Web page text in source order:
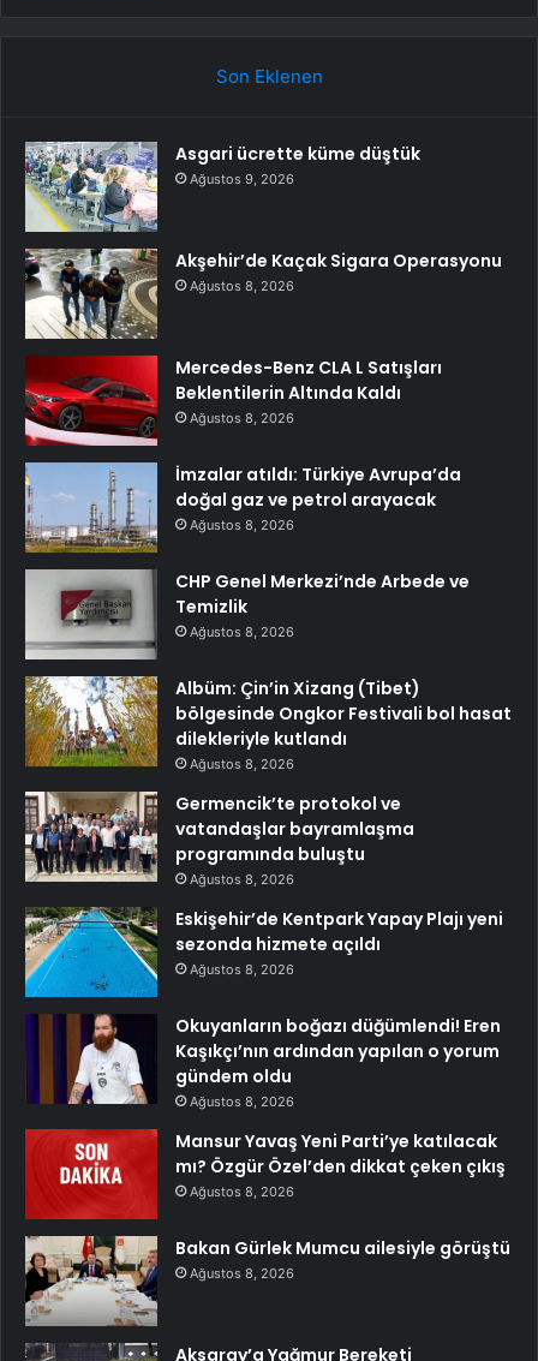
Son Eklenen
Asgari ücrette küme düştük
Ağustos 9, 2026
Akşehir’de Kaçak Sigara Operasyonu
Ağustos 8, 2026
Mercedes-Benz CLA L Satışları
Beklentilerin Altında Kaldı
Ağustos 8, 2026
İmzalar atıldı: Türkiye Avrupa’da
doğal gaz ve petrol arayacak
Ağustos 8, 2026
CHP Genel Merkezi’nde Arbede ve
Temizlik
Ağustos 8, 2026
Albüm: Çin’in Xizang (Tibet)
bölgesinde Ongkor Festivali bol hasat
dilekleriyle kutlandı
Ağustos 8, 2026
Germencik’te protokol ve
vatandaşlar bayramlaşma
programında buluştu
Ağustos 8, 2026
Eskişehir’de Kentpark Yapay Plajı yeni
sezonda hizmete açıldı
Ağustos 8, 2026
Okuyanların boğazı düğümlendi! Eren
Kaşıkçı’nın ardından yapılan o yorum
gündem oldu
Ağustos 8, 2026
Mansur Yavaş Yeni Parti’ye katılacak
mı? Özgür Özel’den dikkat çeken çıkış
Ağustos 8, 2026
Bakan Gürlek Mumcu ailesiyle görüştü
Ağustos 8, 2026
Aksaray’a Yağmur Bereketi